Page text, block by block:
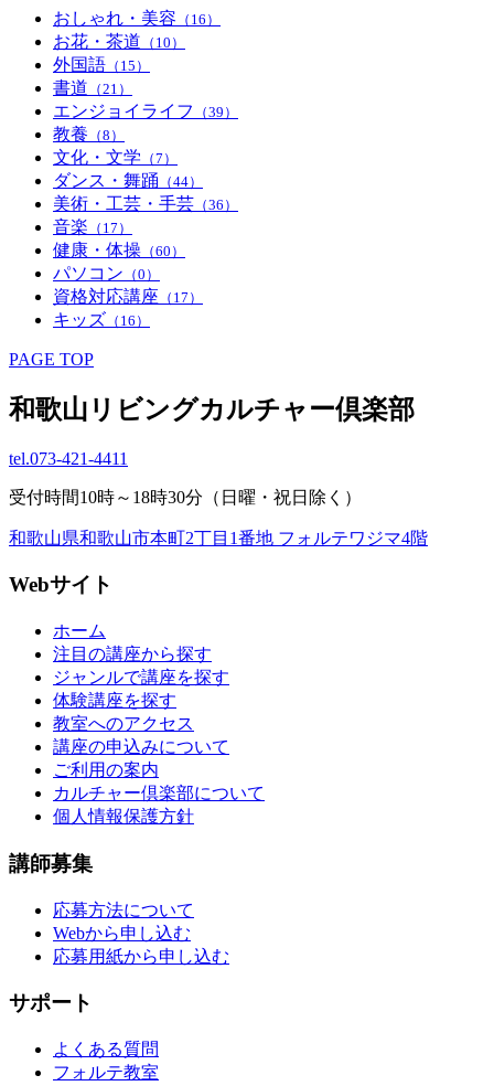
おしゃれ・美容 （16）
お花・茶道 （10）
外国語 （15）
書道 （21）
エンジョイライフ （39）
教養 （8）
文化・文学 （7）
ダンス・舞踊 （44）
美術・工芸・手芸 （36）
音楽 （17）
健康・体操 （60）
パソコン （0）
資格対応講座 （17）
キッズ （16）
PAGE TOP
和歌山リビングカルチャー倶楽部
tel.073-421-4411
受付時間10時～18時30分（日曜・祝日除く）
和歌山県和歌山市本町2丁目1番地 フォルテワジマ4階
Webサイト
ホーム
注目の講座から探す
ジャンルで講座を探す
体験講座を探す
教室へのアクセス
講座の申込みについて
ご利用の案内
カルチャー倶楽部について
個人情報保護方針
講師募集
応募方法について
Webから申し込む
応募用紙から申し込む
サポート
よくある質問
フォルテ教室